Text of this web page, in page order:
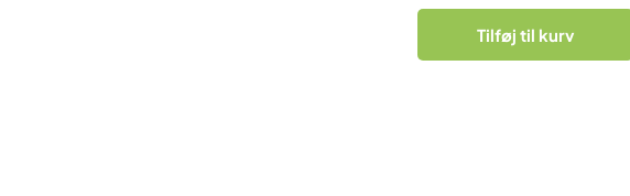
Tilføj til kurv